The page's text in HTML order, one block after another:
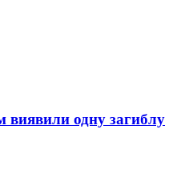
виявили одну загиблу